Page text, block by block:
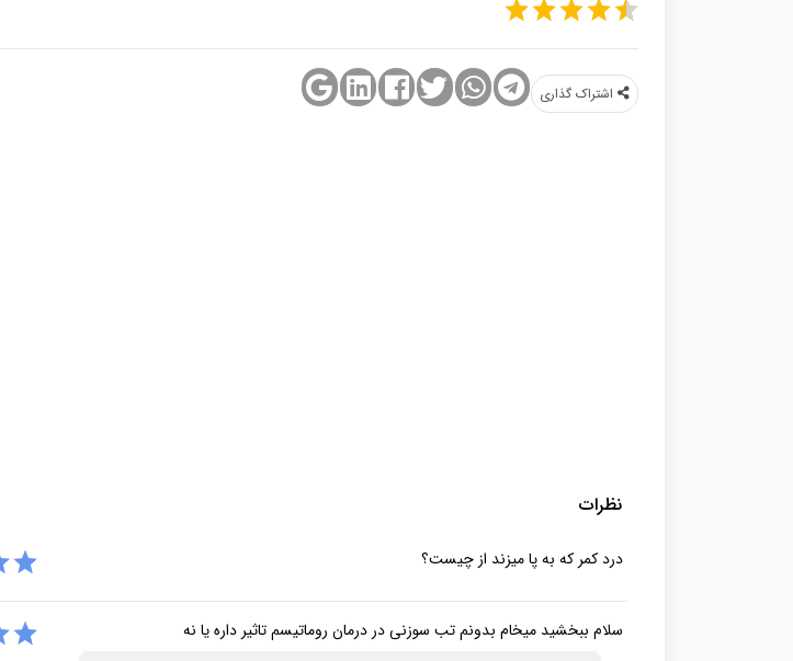
اشتراک‌ گذاری
نظرات
درد کمر که به پا میزند از چیست؟
سلام ببخشید میخام بدونم تب سوزنی در درمان روماتیسم تاثیر داره یا نه